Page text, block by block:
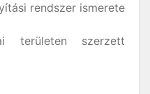
rendszer ismerete
területen szerzett